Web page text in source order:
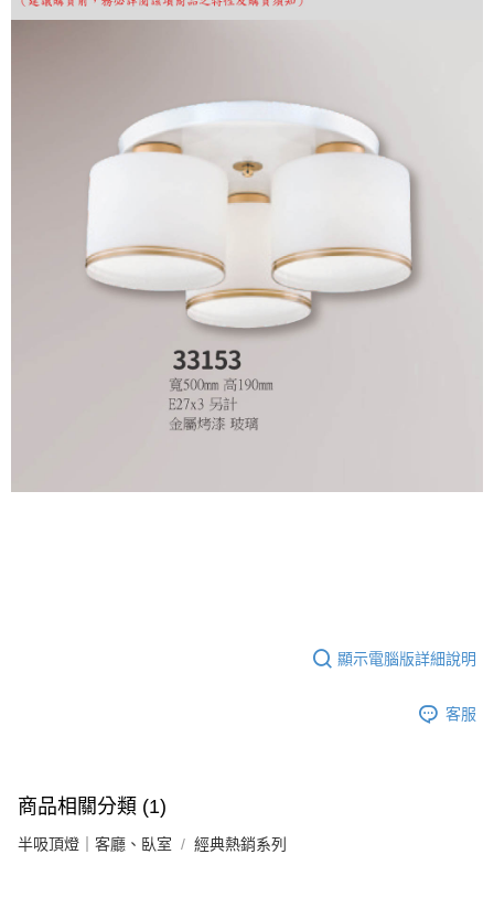
２．關於個人資料處理事宜，請瀏覽以下網址：
https://aftee.tw/terms/#terms3
３．未成年的使用者請事先徵得法定代理人或監護人之同意方可使用
「AFTEE先享後付」，若未經同意申辦者引起之損失，本公司不負相關責
請求用戶進行身份認證。
５．嚴禁一人註冊多個帳號或使用他人資訊註冊。若發現惡意使用之情形，
恩沛科技股份有限公司將有權停止該用戶之使用額度並採取法律行動。
顯示電腦版詳細說明
客服
商品相關分類 (1)
半吸頂燈｜客廳、臥室 經典熱銷系列